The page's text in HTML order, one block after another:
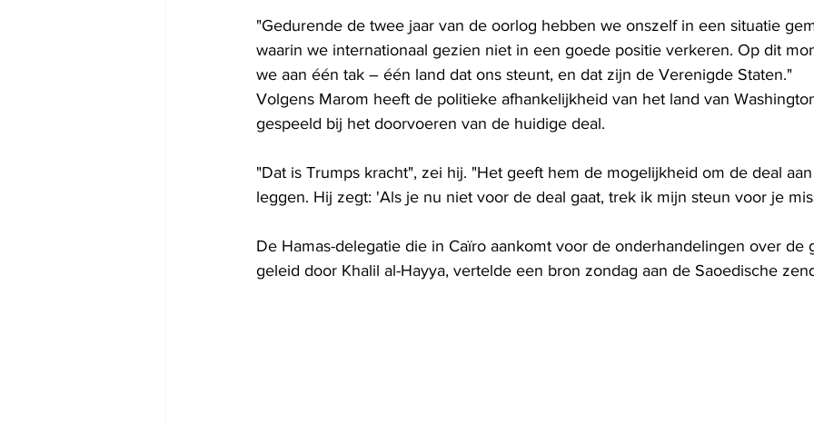
"Gedurende de twee jaar van de oorlog hebben we onszelf in een situatie
waarin we internationaal gezien niet in een goede positie verkeren. Op dit
we aan één tak – één land dat ons steunt, en dat zijn de Verenigde Staten."
Volgens Marom heeft de politieke afhankelijkheid van het land van
gespeeld bij het doorvoeren van de huidige deal.
"Dat is Trumps kracht", zei hij. "Het geeft hem de mogelijkheid om de deal
leggen. Hij zegt: 'Als je nu niet voor de deal gaat, trek ik mijn steun voor je
De Hamas-delegatie die in Caïro aankomt voor de onderhandelingen over
geleid door Khalil al-Hayya, vertelde een bron zondag aan de Saoedische